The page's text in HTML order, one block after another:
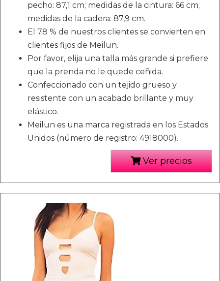
pecho: 87,1 cm; medidas de la cintura: 66 cm;
medidas de la cadera: 87,9 cm.
El 78 % de nuestros clientes se convierten en
clientes fijos de Meilun.
Por favor, elija una talla más grande si prefiere
que la prenda no le quede ceñida.
Confeccionado con un tejido grueso y
resistente con un acabado brillante y muy
elástico.
Meilun es una marca registrada en los Estados
Unidos (número de registro: 4918000).
Ver precios